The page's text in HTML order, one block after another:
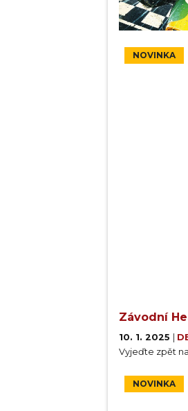
NOVINKA
Závodní
10. 1. 2025
Vyjeďte zpět
NOVINKA